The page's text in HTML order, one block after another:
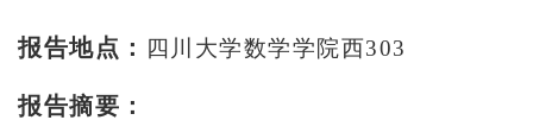
报告地点： 四川大学数学学院西303
报告摘要：